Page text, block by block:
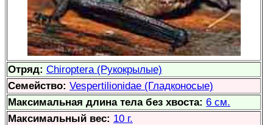
Отряд: Chiroptera (Рукокрылые)
Семейство: Vespertilionidae (Гладконосые)
Максимальная длина тела без хвоста: 6 см.
Максимальный вес: 10 г.